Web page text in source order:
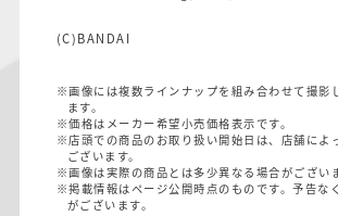
(C)BANDAI
※画像には複数ラインナップを組み合わせて撮影
ます。
※価格はメーカー希望小売価格表示です。
※店頭での商品のお取り扱い開始日は、店舗によ
ございます。
※画像は実際の商品とは多少異なる場合がございま
※掲載情報はページ公開時点のものです。予告な
がございます。